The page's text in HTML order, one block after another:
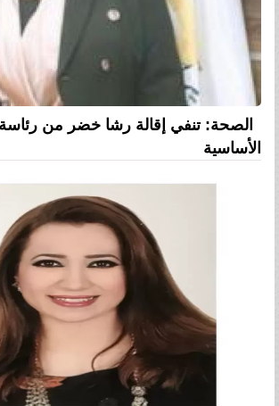
الصحة: تنفي إقالة رشا خضر من
الأساسية